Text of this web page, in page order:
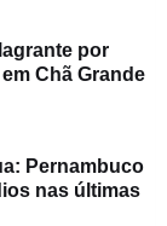
por
Chã Grande
Pernambuco
nas últimas